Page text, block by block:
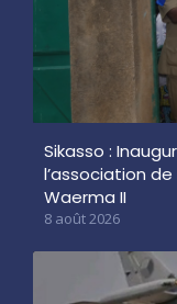
Sikasso :
l’association
Waerma II
8 août 2026